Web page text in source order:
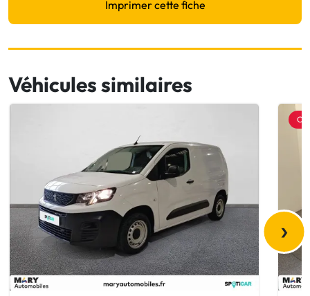
Imprimer cette fiche
Véhicules similaires
›